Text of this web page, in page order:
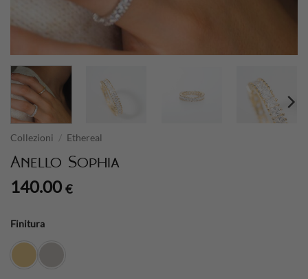
Collezioni / Ethereal
Anello Sophia
140.00 €
Finitura